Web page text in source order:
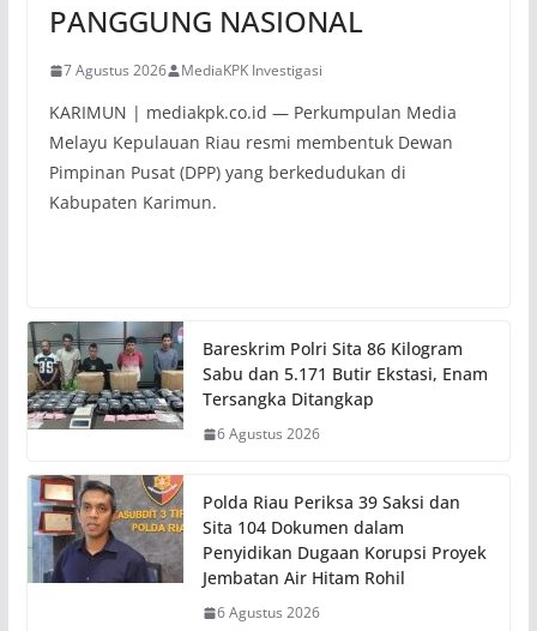
PANGGUNG NASIONAL
7 Agustus 2026 MediaKPK Investigasi
KARIMUN | mediakpk.co.id — Perkumpulan Media
Melayu Kepulauan Riau resmi membentuk Dewan
Pimpinan Pusat (DPP) yang berkedudukan di
Kabupaten Karimun.
Bareskrim Polri Sita 86 Kilogram
Sabu dan 5.171 Butir Ekstasi, Enam
Tersangka Ditangkap
6 Agustus 2026
Polda Riau Periksa 39 Saksi dan
Sita 104 Dokumen dalam
Penyidikan Dugaan Korupsi Proyek
Jembatan Air Hitam Rohil
6 Agustus 2026